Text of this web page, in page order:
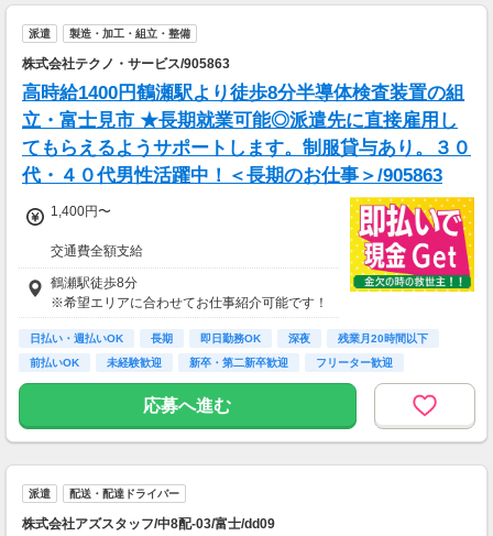
派遣 製造・加工・組立・整備
株式会社テクノ・サービス/905863
高時給1400円鶴瀬駅より徒歩8分半導体検査装置の組
立・富士見市 ★長期就業可能◎派遣先に直接雇用し
てもらえるようサポートします。制服貸与あり。３０
代・４０代男性活躍中！＜長期のお仕事＞/905863
1,400円〜
交通費全額支給
即払い制度有
鶴瀬駅徒歩8分
※希望エリアに合わせてお仕事紹介可能です！
日払い・週払いOK 長期 即日勤務OK 深夜
残業月20時間以下
前払いOK
未経験歓迎 新卒・第二新卒歓迎 フリーター歓迎
応募へ進む
派遣 配送・配達ドライバー
株式会社アズスタッフ/中8配-03/富士/dd09